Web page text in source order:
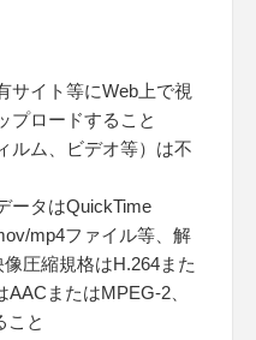
サイト等にWeb上で視
プロードすること
ルム、ビデオ等）は不
ータはQuickTime
mp4ファイル等、解
圧縮規格はH.264また
またはMPEG-2、
こと